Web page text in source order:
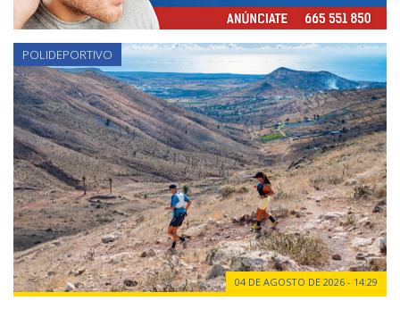
POLIDEPORTIVO
04 DE AGOSTO DE 2026 - 14:29